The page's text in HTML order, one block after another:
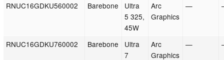
RNUC16GDKU560002 Barebone
Ultra
5 325,
45W
Arc
Graphics
—
RNUC16GDKU760002 Barebone
Ultra
7
Arc
Graphics
—